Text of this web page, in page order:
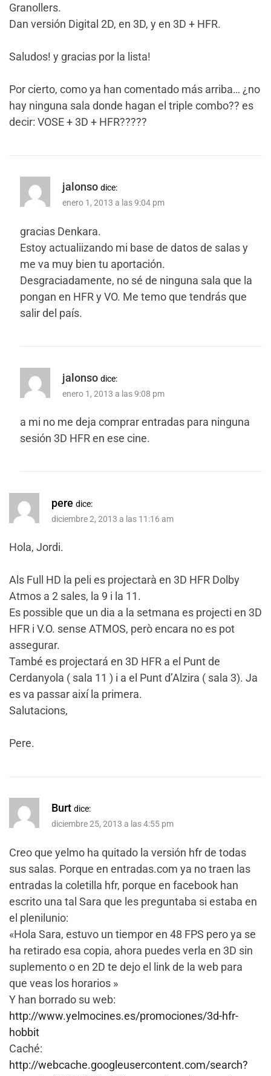
Granollers.
Dan versión Digital 2D, en 3D, y en 3D + HFR.
Saludos! y gracias por la lista!
Por cierto, como ya han comentado más arriba… ¿no
hay ninguna sala donde hagan el triple combo?? es
decir: VOSE + 3D + HFR?????
jalonso dice:
enero 1, 2013 a las 9:04 pm
gracias Denkara.
Estoy actualiizando mi base de datos de salas y
me va muy bien tu aportación.
Desgraciadamente, no sé de ninguna sala que la
pongan en HFR y VO. Me temo que tendrás que
salir del país.
jalonso dice:
enero 1, 2013 a las 9:08 pm
a mi no me deja comprar entradas para ninguna
sesión 3D HFR en ese cine.
pere dice:
diciembre 2, 2013 a las 11:16 am
Hola, Jordi.
Als Full HD la peli es projectarà en 3D HFR Dolby
Atmos a 2 sales, la 9 i la 11.
Es possible que un dia a la setmana es projecti en 3D
HFR i V.O. sense ATMOS, però encara no es pot
assegurar.
També es projectará en 3D HFR a el Punt de
Cerdanyola ( sala 11 ) i a el Punt d’Alzira ( sala 3). Ja
es va passar així la primera.
Salutacions,
Pere.
Burt dice:
diciembre 25, 2013 a las 4:55 pm
Creo que yelmo ha quitado la versión hfr de todas
sus salas. Porque en entradas.com ya no traen las
entradas la coletilla hfr, porque en facebook han
escrito una tal Sara que les preguntaba si estaba en
el plenilunio:
«Hola Sara, estuvo un tiempor en 48 FPS pero ya se
ha retirado esa copia, ahora puedes verla en 3D sin
suplemento o en 2D te dejo el link de la web para
que veas los horarios »
Y han borrado su web:
http://www.yelmocines.es/promociones/3d-hfr-
hobbit
Caché:
http://webcache.googleusercontent.com/search?